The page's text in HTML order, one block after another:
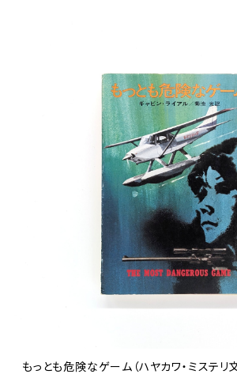
もっとも危険なゲーム（ハヤカワ・ミステリ